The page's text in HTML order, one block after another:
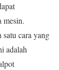
mesin.
satu cara yang
adalah